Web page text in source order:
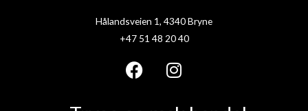
Hålandsveien 1, 4340 Bryne
+47 51 48 20 40
F
I
n